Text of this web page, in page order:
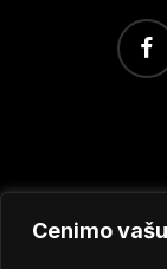
Cenimo